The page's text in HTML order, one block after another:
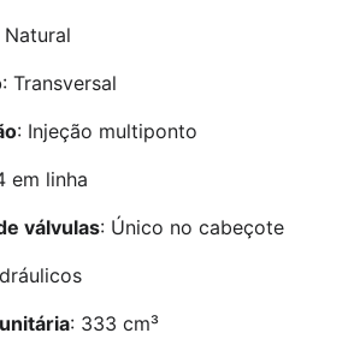
Natural
: Transversal
: Injeção multiponto
em linha
válvulas: Único no cabeçote
: 333 cm³